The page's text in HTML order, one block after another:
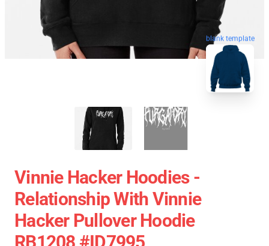
blank template
Vinnie Hacker Hoodies -
Relationship With Vinnie
Hacker Pullover Hoodie